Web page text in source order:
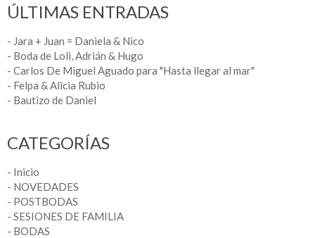
ÚLTIMAS ENTRADAS
- Jara + Juan = Daniela & Nico
- Boda de Loli, Adrián & Hugo
- Carlos De Miguel Aguado para "Hasta llegar al mar"
- Felpa & Alicia Rubio
- Bautizo de Daniel
CATEGORÍAS
- Inicio
- NOVEDADES
- POSTBODAS
- SESIONES DE FAMILIA
- BODAS